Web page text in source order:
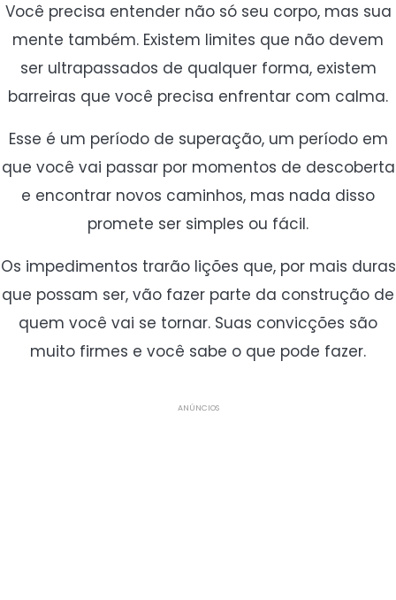
Você precisa entender não só seu corpo, mas sua
mente também. Existem limites que não devem
ser ultrapassados de qualquer forma, existem
barreiras que você precisa enfrentar com calma.
Esse é um período de superação, um período em
que você vai passar por momentos de descoberta
e encontrar novos caminhos, mas nada disso
promete ser simples ou fácil.
Os impedimentos trarão lições que, por mais duras
que possam ser, vão fazer parte da construção de
quem você vai se tornar. Suas convicções são
muito firmes e você sabe o que pode fazer.
ANÚNCIOS